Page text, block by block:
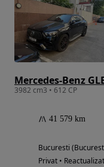
Mercedes-Benz
3982 cm3 • 612 CP
41 579 km
Bucuresti
Privat • Reactualizat